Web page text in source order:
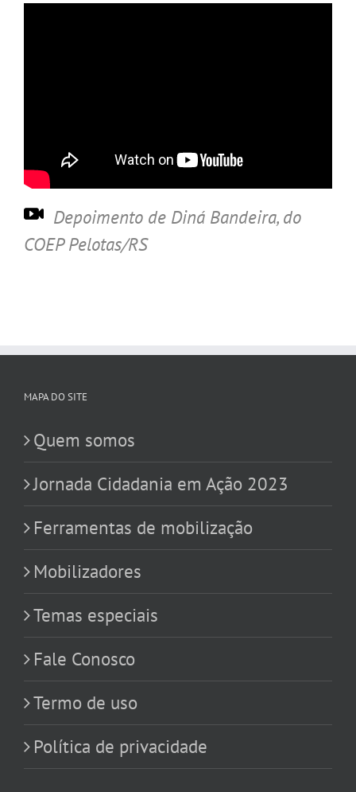
Depoimento de Diná Bandeira, do
COEP Pelotas/RS
MAPA DO SITE
Quem somos
Jornada Cidadania em Ação 2023
Ferramentas de mobilização
Mobilizadores
Temas especiais
Fale Conosco
Termo de uso
Política de privacidade